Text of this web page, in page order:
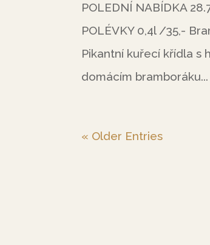
POLEDNÍ NABÍDKA
POLÉVKY 0,4l /35,-
Pikantní kuřecí křídla s
domácím bramboráku...
« Older Entries